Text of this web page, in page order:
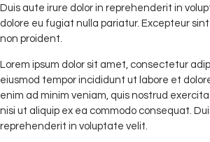
Duis aute irure dolor in reprehenderit in
dolore eu fugiat nulla pariatur. Excepteur
non proident.
Lorem ipsum dolor sit amet, consectetur
eiusmod tempor incididunt ut labore et
enim ad minim veniam, quis nostrud
nisi ut aliquip ex ea commodo consequat.
reprehenderit in voluptate velit.